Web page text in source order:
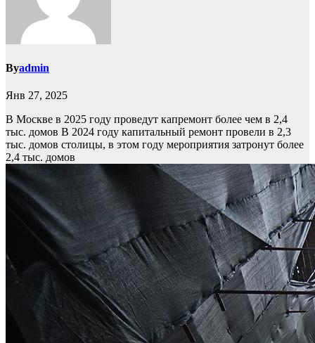
Byadmin
Янв 27, 2025
В Москве в 2025 году проведут капремонт более чем в 2,4
тыс. домов В 2024 году капитальный ремонт провели в 2,3
тыс. домов столицы, в этом году мероприятия затронут более
2,4 тыс. домов